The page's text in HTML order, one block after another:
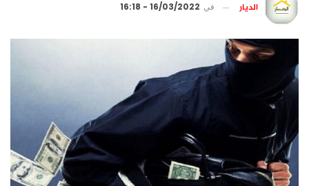
الديار في 16/03/2022 - 16:18